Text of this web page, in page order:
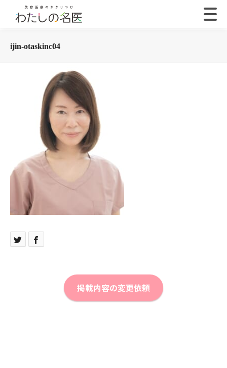
ijin-otaskinc04
掲載内容の変更依頼